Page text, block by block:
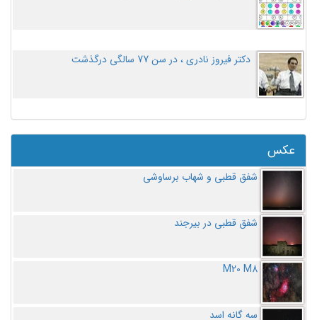
دکتر فیروز نادری ، در سن 77 سالگی درگذشت
عکس
شفق قطبی و شهاب برساوشی
شفق قطبی در بیرجند
M20 M8
سه گانه اسد